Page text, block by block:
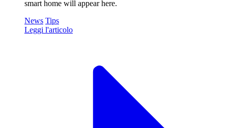
smart home will appear here.
News Tips
Leggi l'articolo